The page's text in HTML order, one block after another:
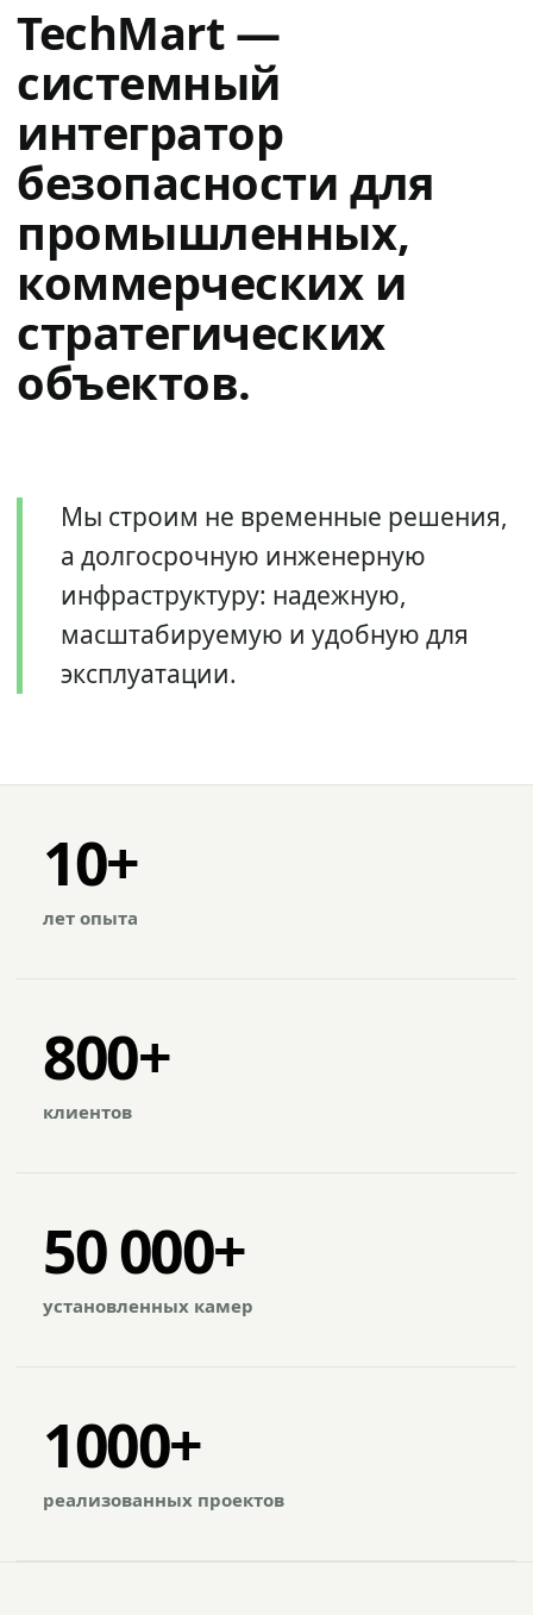
TechMart —
системный
интегратор
безопасности для
промышленных,
коммерческих и
стратегических
объектов.
Мы строим не временные решения,
а долгосрочную инженерную
инфраструктуру: надежную,
масштабируемую и удобную для
эксплуатации.
10+
лет опыта
800+
клиентов
50 000+
установленных камер
1000+
реализованных проектов